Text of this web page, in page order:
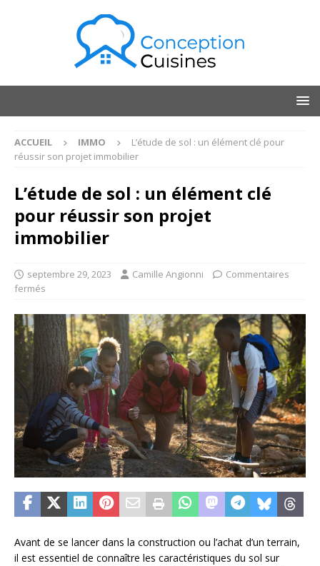
ACCUEIL IMMO
L’étude de sol : un élément clé pour
réussir son projet immobilier
L’étude de sol : un élément clé
pour réussir son projet
immobilier
septembre 29, 2023 Camille Angionni
Commentaires
fermés
Avant de se lancer dans la construction ou l’achat d’un terrain,
il est essentiel de connaître les caractéristiques du sol sur